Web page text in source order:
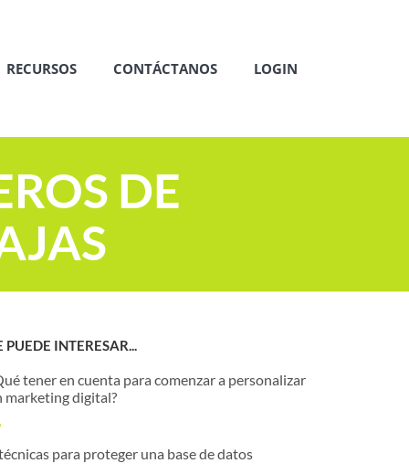
RECURSOS CONTÁCTANOS LOGIN
DE
PUEDE INTERESAR...
tener en cuenta para comenzar a personalizar
marketing digital?
para proteger una base de datos